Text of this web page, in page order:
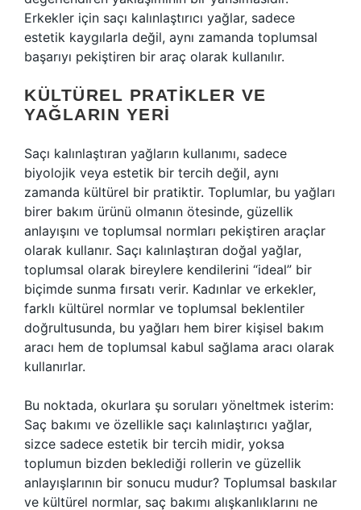
Erkekler için saçı kalınlaştırıcı yağlar, sadece
estetik kaygılarla değil, aynı zamanda toplumsal
başarıyı pekiştiren bir araç olarak kullanılır.
KÜLTÜREL PRATIKLER VE
YAĞLARIN YERI
Saçı kalınlaştıran yağların kullanımı, sadece
biyolojik veya estetik bir tercih değil, aynı
zamanda kültürel bir pratiktir. Toplumlar, bu yağları
birer bakım ürünü olmanın ötesinde, güzellik
anlayışını ve toplumsal normları pekiştiren araçlar
olarak kullanır. Saçı kalınlaştıran doğal yağlar,
toplumsal olarak bireylere kendilerini “ideal” bir
biçimde sunma fırsatı verir. Kadınlar ve erkekler,
farklı kültürel normlar ve toplumsal beklentiler
doğrultusunda, bu yağları hem birer kişisel bakım
aracı hem de toplumsal kabul sağlama aracı olarak
kullanırlar.
Bu noktada, okurlara şu soruları yöneltmek isterim:
Saç bakımı ve özellikle saçı kalınlaştırıcı yağlar,
sizce sadece estetik bir tercih midir, yoksa
toplumun bizden beklediği rollerin ve güzellik
anlayışlarının bir sonucu mudur? Toplumsal baskılar
ve kültürel normlar, saç bakımı alışkanlıklarını ne